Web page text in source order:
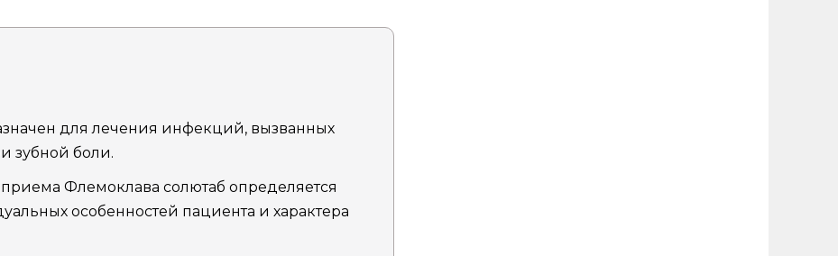
для лечения инфекций, вызванных
зубной боли.
Флемоклава солютаб определяется
особенностей пациента и характера